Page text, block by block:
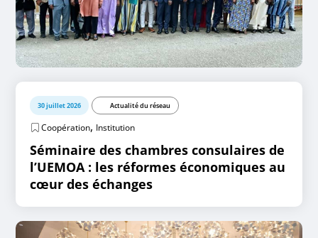
30 juillet 2026 Actualité du réseau
Coopération, Institution
Séminaire des chambres consulaires de
l’UEMOA : les réformes économiques au
cœur des échanges